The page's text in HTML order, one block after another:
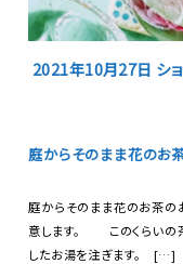
2021年10月27日 シ
庭からそのまま花のお
庭からそのまま花のお茶
意します。 このくらいの
したお湯を注ぎます。 […]